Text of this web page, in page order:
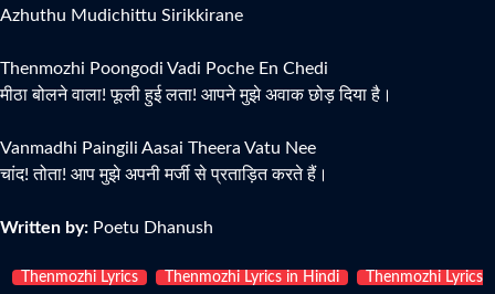
Azhuthu Mudichittu Sirikkirane
Thenmozhi Poongodi Vadi Poche En Chedi
मीठा बोलने वाला! फूली हुई लता! आपने मुझे अवाक छोड़ दिया है।
Vanmadhi Paingili Aasai Theera Vatu Nee
चांद! तोता! आप मुझे अपनी मर्जी से प्रताड़ित करते हैं।
Written by: Poetu Dhanush
Thenmozhi Lyrics Thenmozhi Lyrics in Hindi
Thenmozhi Lyrics